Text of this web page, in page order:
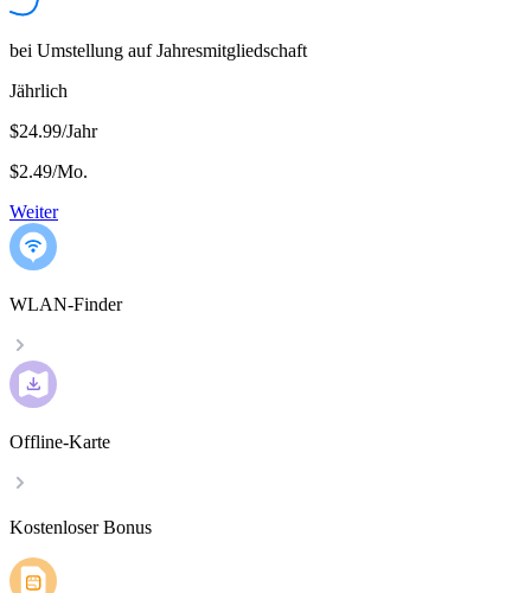
bei Umstellung auf Jahresmitgliedschaft
Jährlich
$24.99/Jahr
$2.49/Mo.
Weiter
WLAN-Finder
Offline-Karte
Kostenloser Bonus